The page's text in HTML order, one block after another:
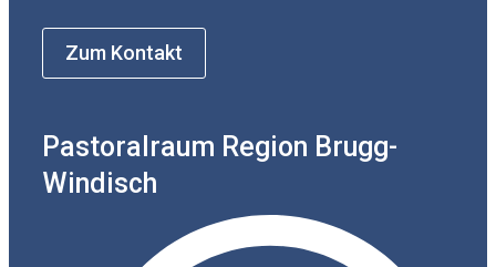
Zum Kontakt
Pastoralraum Region Brugg-
Windisch